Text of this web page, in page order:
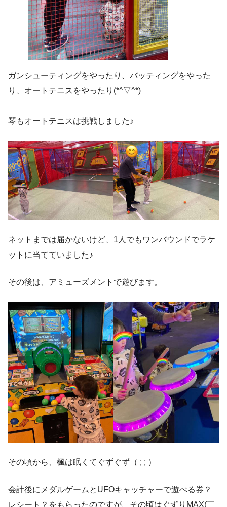
ガンシューティングをやったり、バッティングをやった
り、オートテニスをやったり(*^▽^*)
琴もオートテニスは挑戦しました♪
ネットまでは届かないけど、1人でもワンバウンドでラケ
ットに当てていました♪
その後は、アミューズメントで遊びます。
その頃から、楓は眠くてぐずぐず（ ; ; ）
会計後にメダルゲームとUFOキャッチャーで遊べる券？
レシート？をもらったのですが、その頃はぐずりMAX(￣